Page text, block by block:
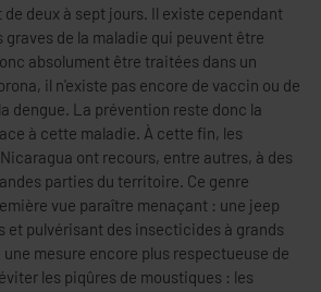
deux à sept jours. Il existe cependant
graves de la maladie qui peuvent être
absolument être traitées dans un
dengue. La prévention reste donc la
à cette maladie. À cette fin, les
ont recours, entre autres, à des
parties du territoire. Ce genre
vue paraître menaçant : une jeep
et pulvérisant des insecticides à grands
mesure encore plus respectueuse de
les piqûres de moustiques : les